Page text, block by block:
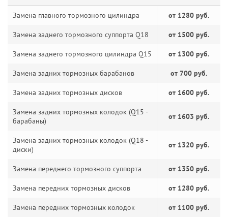
Замена главного тормозного цилиндра от 1280 руб.
Замена заднего тормозного суппорта Q18 от 1500 руб.
Замена заднего тормозного цилиндра Q15 от 1300 руб.
Замена задних тормозных барабанов от 700 руб.
Замена задних тормозных дисков от 1600 руб.
Замена задних тормозных колодок (Q15 -
барабаны)
от 1603 руб.
Замена задних тормозных колодок (Q18 -
диски)
от 1320 руб.
Замена переднего тормозного суппорта от 1350 руб.
Замена передних тормозных дисков от 1280 руб.
Замена передних тормозных колодок от 1100 руб.